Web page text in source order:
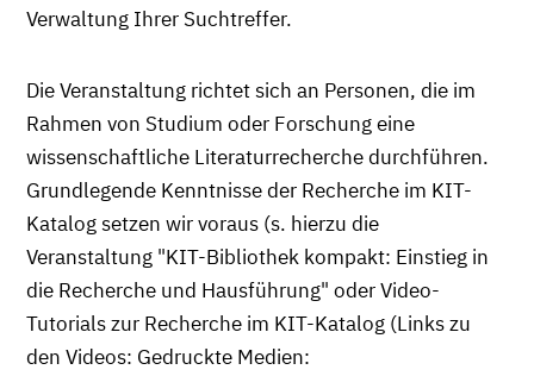
Verwaltung Ihrer Suchtreffer.
Die Veranstaltung richtet sich an Personen, die im
Rahmen von Studium oder Forschung eine
wissenschaftliche Literaturrecherche durchführen.
Grundlegende Kenntnisse der Recherche im KIT-
Katalog setzen wir voraus (s. hierzu die
Veranstaltung "KIT-Bibliothek kompakt: Einstieg in
die Recherche und Hausführung" oder Video-
Tutorials zur Recherche im KIT-Katalog (Links zu
den Videos: Gedruckte Medien: